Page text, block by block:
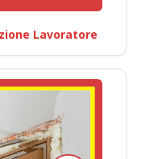
Lavoratore